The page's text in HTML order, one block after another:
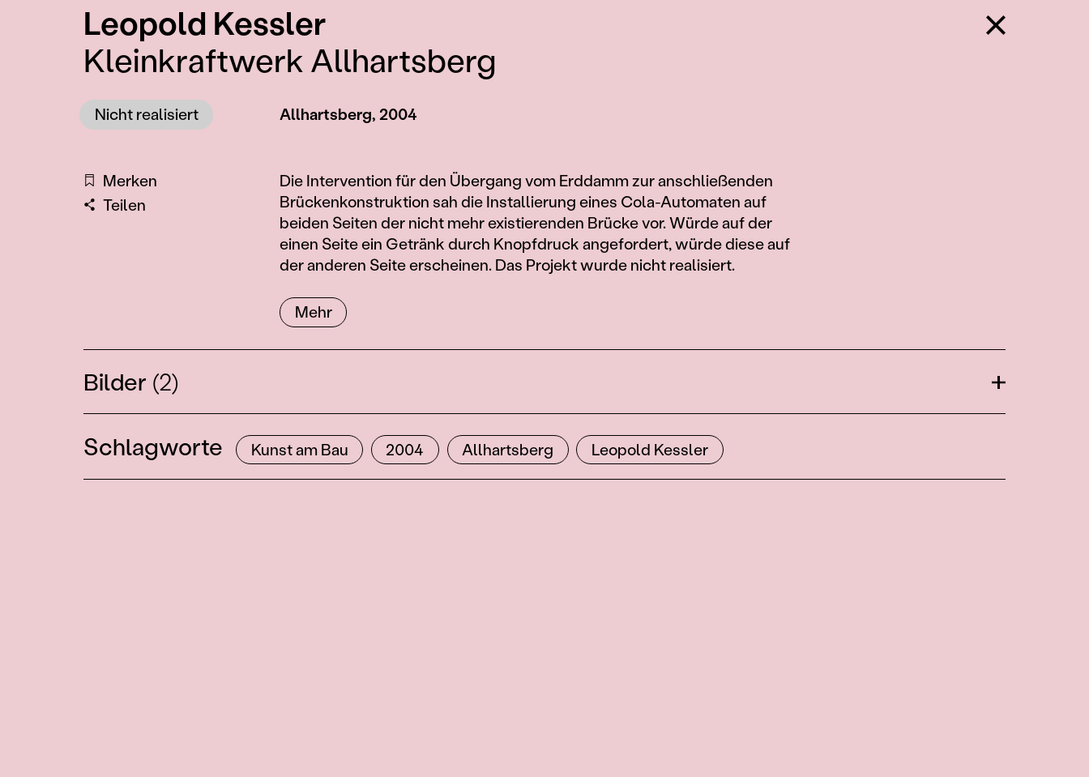
Leopold Kessler:
Kleinkraftwerk Allhartsberg
Zurück
Nicht realisiert
Merken
Teilen
Allhartsberg, 2004
Information
Die Intervention für den Übergang vom Erddamm zur anschließenden
Brückenkonstruktion sah die Installierung eines Cola-Automaten auf
beiden Seiten der nicht mehr existierenden Brücke vor. Würde auf der
einen Seite ein Getränk durch Knopfdruck angefordert, würde diese auf
der anderen Seite erscheinen. Das Projekt wurde nicht realisiert.
Mehr
Bilder (2) Öffnen
Schlagworte Kunst am Bau 2004 Allhartsberg Leopold Kessler